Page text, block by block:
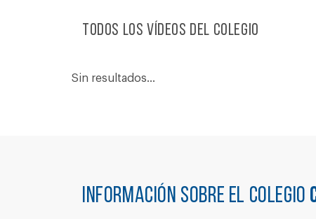
Todos los vídeos del colegio
Sin resultados...
Información sobre el colegio